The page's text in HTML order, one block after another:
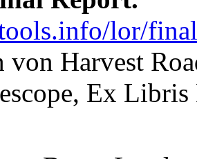
lor/
von Harvest
Ex